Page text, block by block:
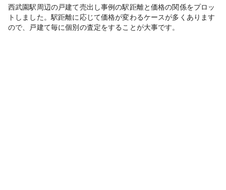
西武園駅周辺の戸建て売出し事例の駅距離と価格の関係をプロッ
トしました。駅距離に応じて価格が変わるケースが多くあります
ので、戸建て毎に個別の査定をすることが大事です。